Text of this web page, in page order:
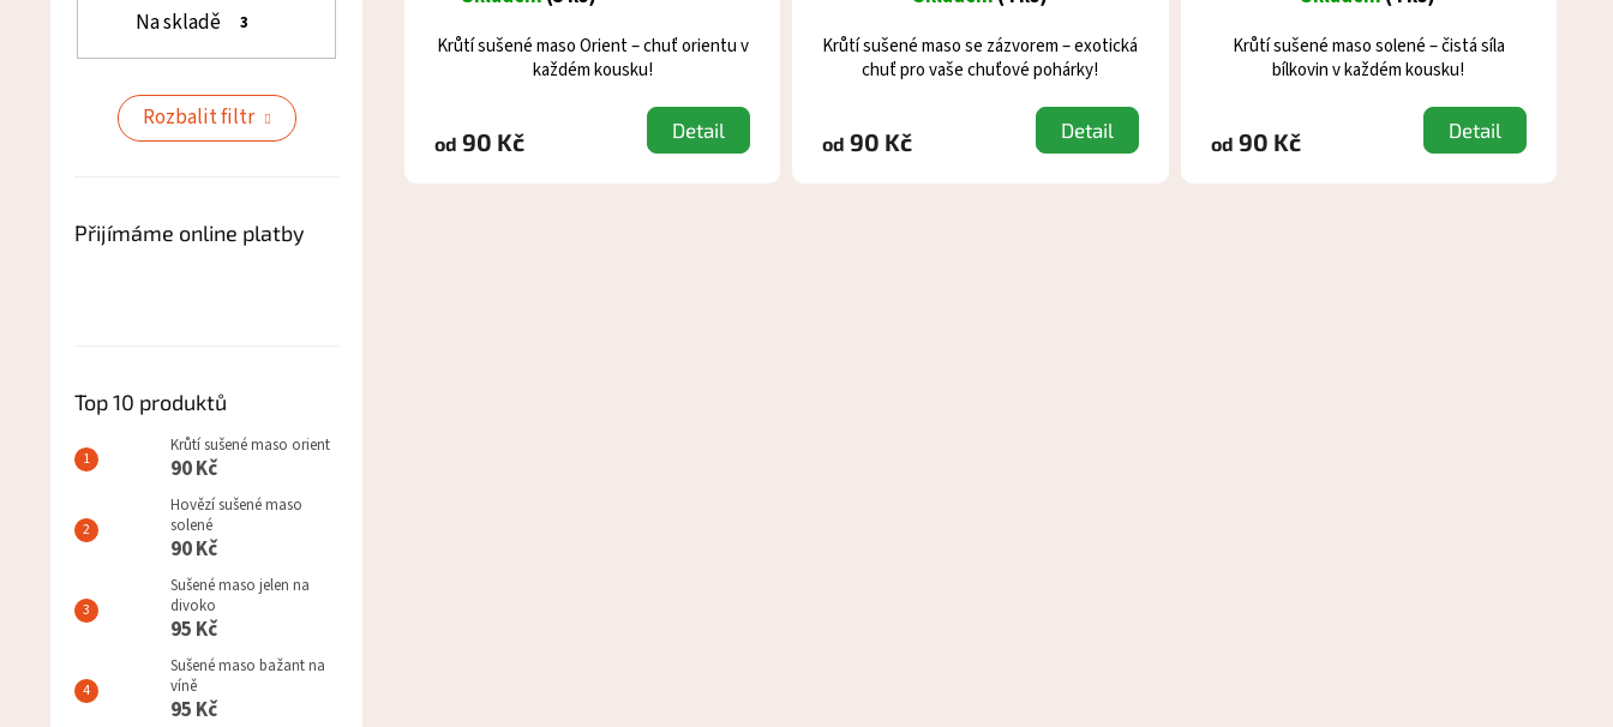
Na skladě 3
Rozbalit filtr
Přijímáme online platby
Top 10 produktů
Krůtí sušené maso orient
90 Kč
Hovězí sušené maso
solené
90 Kč
Sušené maso jelen na
divoko
95 Kč
Sušené maso bažant na
víně
95 Kč
produktu
je
5,0
od 90 Kč Detail
Krůtí sušené maso Orient – chuť orientu v
každém kousku!
od 90 Kč Detail
Krůtí sušené maso se zázvorem – exotická
chuť pro vaše chuťové pohárky!
od 90 Kč Detail
Krůtí sušené maso solené – čistá síla
bílkovin v každém kousku!